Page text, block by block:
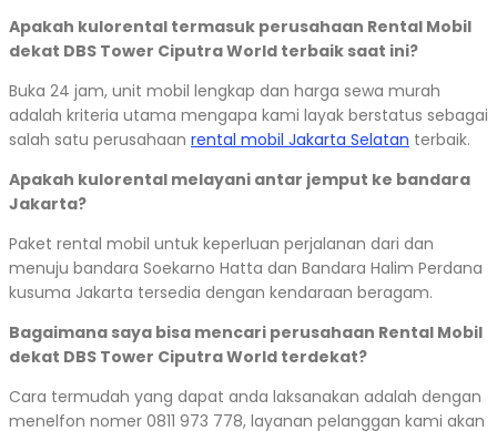
Apakah kulorental termasuk perusahaan Rental Mobil
dekat DBS Tower Ciputra World terbaik saat ini?
Buka 24 jam, unit mobil lengkap dan harga sewa murah
adalah kriteria utama mengapa kami layak berstatus sebagai
salah satu perusahaan rental mobil Jakarta Selatan terbaik.
Apakah kulorental melayani antar jemput ke bandara
Jakarta?
Paket rental mobil untuk keperluan perjalanan dari dan
menuju bandara Soekarno Hatta dan Bandara Halim Perdana
kusuma Jakarta tersedia dengan kendaraan beragam.
Bagaimana saya bisa mencari perusahaan Rental Mobil
dekat DBS Tower Ciputra World terdekat?
Cara termudah yang dapat anda laksanakan adalah dengan
menelfon nomer 0811 973 778, layanan pelanggan kami akan